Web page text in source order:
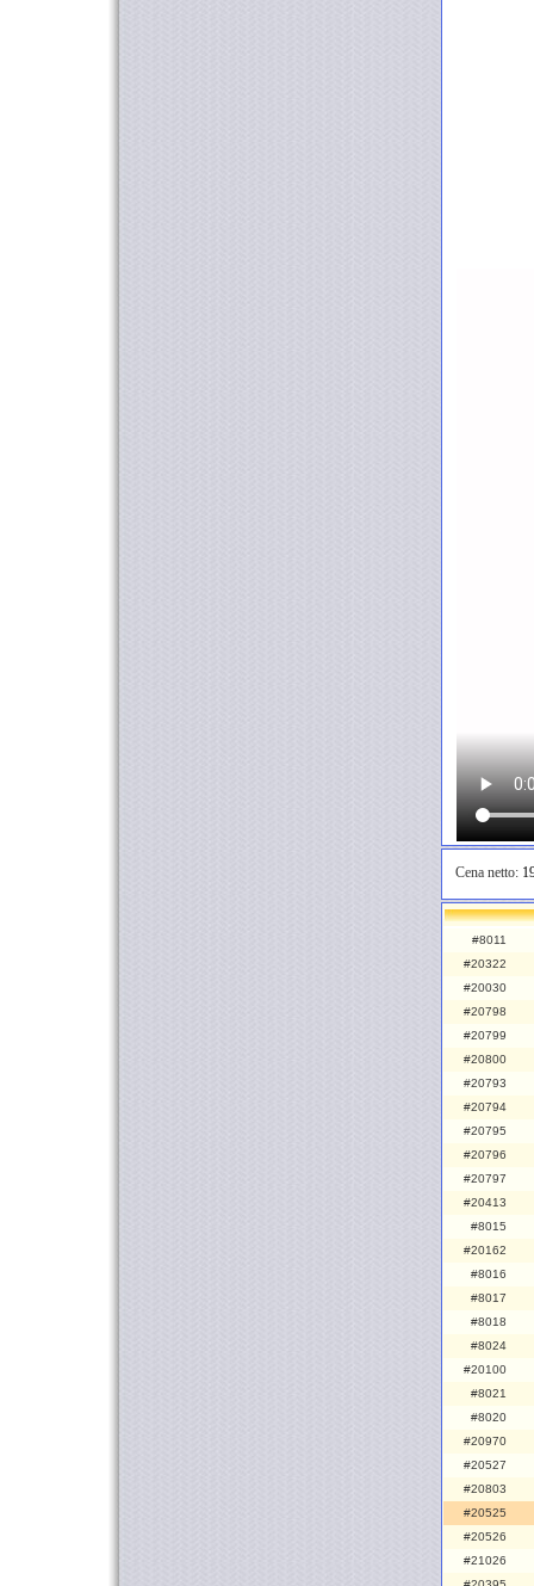
Cena netto:
#8011
#20322
#20030
#20798
#20799
#20800
#20793
#20794
#20795
#20796
#20797
#20413
#8015
#20162
#8016
#8017
#8018
#8024
#20100
#8021
#8020
#20970
#20527
#20803
#20525
#20526
#21026